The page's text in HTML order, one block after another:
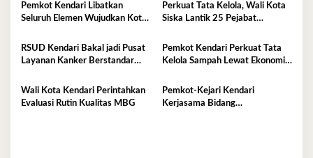
Pemkot Kendari Libatkan
Seluruh Elemen Wujudkan Kota
Perkuat Tata Kelola, Wali Kota
Siska Lantik 25 Pejabat
RSUD Kendari Bakal jadi Pusat
Layanan Kanker Berstandar
Pemkot Kendari Perkuat Tata
Kelola Sampah Lewat Ekonomi
Wali Kota Kendari Perintahkan
Evaluasi Rutin Kualitas MBG
Pemkot-Kejari Kendari
Kerjasama Bidang